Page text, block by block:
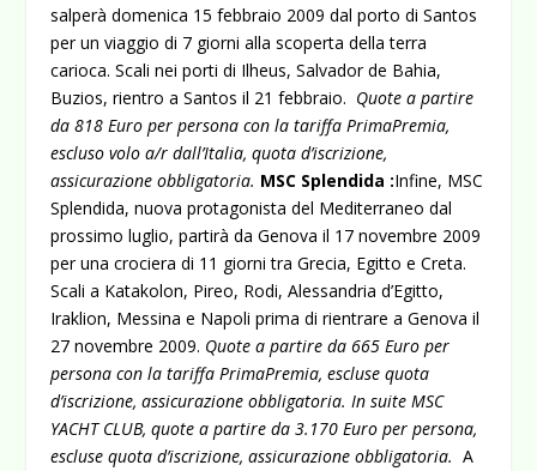
salperà domenica 15 febbraio 2009 dal porto di Santos
per un viaggio di 7 giorni alla scoperta della terra
carioca. Scali nei porti di Ilheus, Salvador de Bahia,
Buzios, rientro a Santos il 21 febbraio. Quote a partire
da 818 Euro per persona con la tariffa PrimaPremia,
escluso volo a/r dall’Italia, quota d’iscrizione,
assicurazione obbligatoria. MSC Splendida :Infine, MSC
Splendida, nuova protagonista del Mediterraneo dal
prossimo luglio, partirà da Genova il 17 novembre 2009
per una crociera di 11 giorni tra Grecia, Egitto e Creta.
Scali a Katakolon, Pireo, Rodi, Alessandria d’Egitto,
Iraklion, Messina e Napoli prima di rientrare a Genova il
27 novembre 2009. Quote a partire da 665 Euro per
persona con la tariffa PrimaPremia, escluse quota
d’iscrizione, assicurazione obbligatoria. In suite MSC
YACHT CLUB, quote a partire da 3.170 Euro per persona,
escluse quota d’iscrizione, assicurazione obbligatoria.A